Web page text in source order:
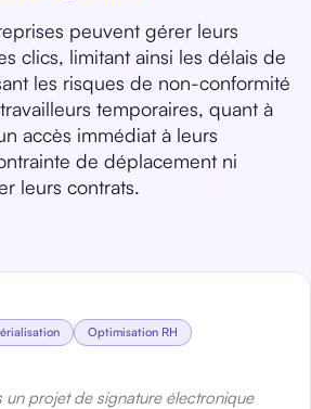
peuvent gérer leurs
clics, limitant ainsi les délais de
les risques de non-conformité
temporaires, quant à
accès immédiat à leurs
de déplacement ni
leurs contrats.
Optimisation RH
un projet de signature électronique